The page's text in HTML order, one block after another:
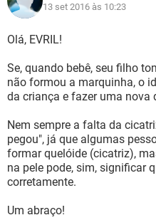
13 set 2016 às 10:23
Olá, EVRIL!
Se, quando bebê, seu filho
não formou a marquinha, o
da criança e fazer uma nova
Nem sempre a falta da
pegou", já que algumas
formar quelóide (cicatriz),
na pele pode, sim, significar
corretamente.
Um abraço!